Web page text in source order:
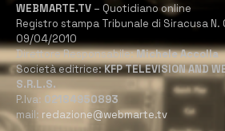
WEBMARTE.TV – Quotidiano online
Registro stampa Tribunale di Siracusa N.
09/04/2010
Direttore Responsabile:Michele Accolla
Società editrice:KFP TELEVISION AND
S.R.L.S.
P.Iva: 02184950893
mail: redazione@webmarte.tv